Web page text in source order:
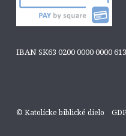
IBAN SK63 0200 0000 0000
© Katolícke biblické dielo